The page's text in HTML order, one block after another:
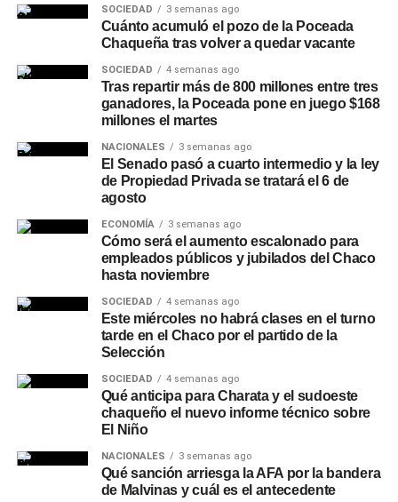
SOCIEDAD 3 semanas ago
Cuánto acumuló el pozo de la Poceada
Chaqueña tras volver a quedar vacante
SOCIEDAD 4 semanas ago
Tras repartir más de 800 millones entre tres
ganadores, la Poceada pone en juego $168
millones el martes
NACIONALES 3 semanas ago
El Senado pasó a cuarto intermedio y la ley
de Propiedad Privada se tratará el 6 de
agosto
ECONOMÍA 3 semanas ago
Cómo será el aumento escalonado para
empleados públicos y jubilados del Chaco
hasta noviembre
SOCIEDAD 4 semanas ago
Este miércoles no habrá clases en el turno
tarde en el Chaco por el partido de la
Selección
SOCIEDAD 4 semanas ago
Qué anticipa para Charata y el sudoeste
chaqueño el nuevo informe técnico sobre
El Niño
NACIONALES 3 semanas ago
Qué sanción arriesga la AFA por la bandera
de Malvinas y cuál es el antecedente